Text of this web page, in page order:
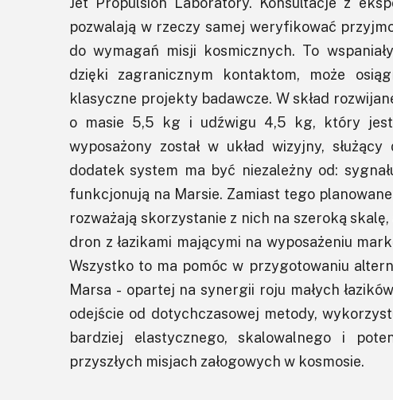
pozwalają w rzeczy samej weryfikować
do wymagań misji kosmicznych. To
dzięki zagranicznym kontaktom, może
klasyczne projekty badawcze. W skład
o masie 5,5 kg i udźwigu 4,5 kg, który
wyposażony został w układ wizyjny,
dodatek system ma być niezależny od:
funkcjonują na Marsie. Zamiast tego
rozważają skorzystanie z nich na szeroką
dron z łazikami mającymi na wyposażeniu
Wszystko to ma pomóc w przygotowaniu
Marsa - opartej na synergii roju małych
odejście od dotychczasowej metody,
bardziej elastycznego, skalowalnego i
przyszłych misjach załogowych w kosmosie.